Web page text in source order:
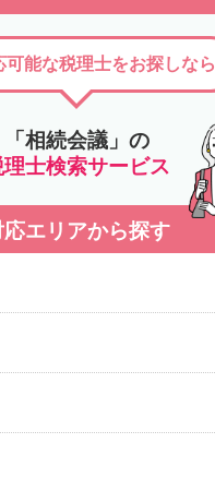
「相続会議」の
理士検索サービス
可能な税理士をお探しなら
応エリアから探す